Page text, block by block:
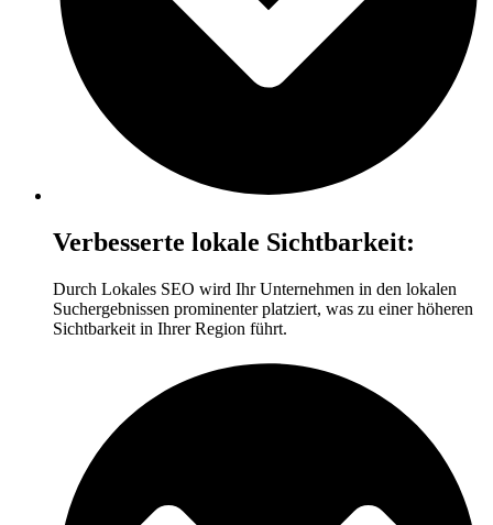
Verbesserte lokale Sichtbarkeit:
Durch Lokales SEO wird Ihr Unternehmen in den lokalen
Suchergebnissen prominenter platziert, was zu einer höheren
Sichtbarkeit in Ihrer Region führt.